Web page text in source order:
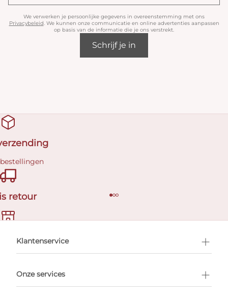
We verwerken je persoonlijke gegevens in overeenstemming met ons
Privacybeleid. We kunnen onze communicatie en online advertenties aanpassen
op basis van de informatie die je ons verstrekt.
Schrijf je in
retour
afspraak
Klantenservice
Onze services